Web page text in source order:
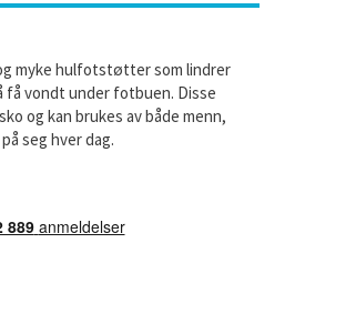
myke hulfotstøtter som lindrer
vondt under fotbuen. Disse
og kan brukes av både menn,
seg hver dag.